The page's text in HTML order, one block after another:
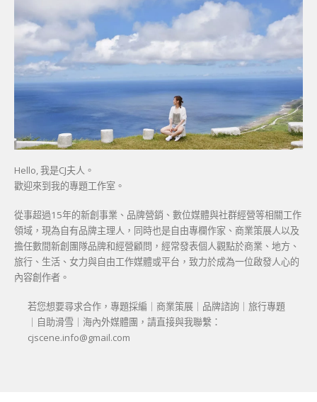
Hello, 我是CJ夫人。
歡迎來到我的專題工作室。
從事超過15年的新創事業、品牌營銷、數位媒體與社群經營等相關工作
領域，現為自有品牌主理人，同時也是自由專欄作家、商業策展人以及
擔任數間新創團隊品牌和經營顧問，經常發表個人觀點於商業、地方、
旅行、生活、女力與自由工作媒體或平台，致力於成為一位啟發人心的
內容創作者。
若您想要尋求合作，專題採編｜商業策展｜品牌諮詢｜旅行專題
｜自助滑雪｜海內外媒體團，請直接與我聯繫：
cjscene.info@gmail.com